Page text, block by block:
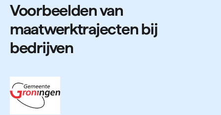
Voorbeelden van
maatwerktrajecten bij
bedrijven